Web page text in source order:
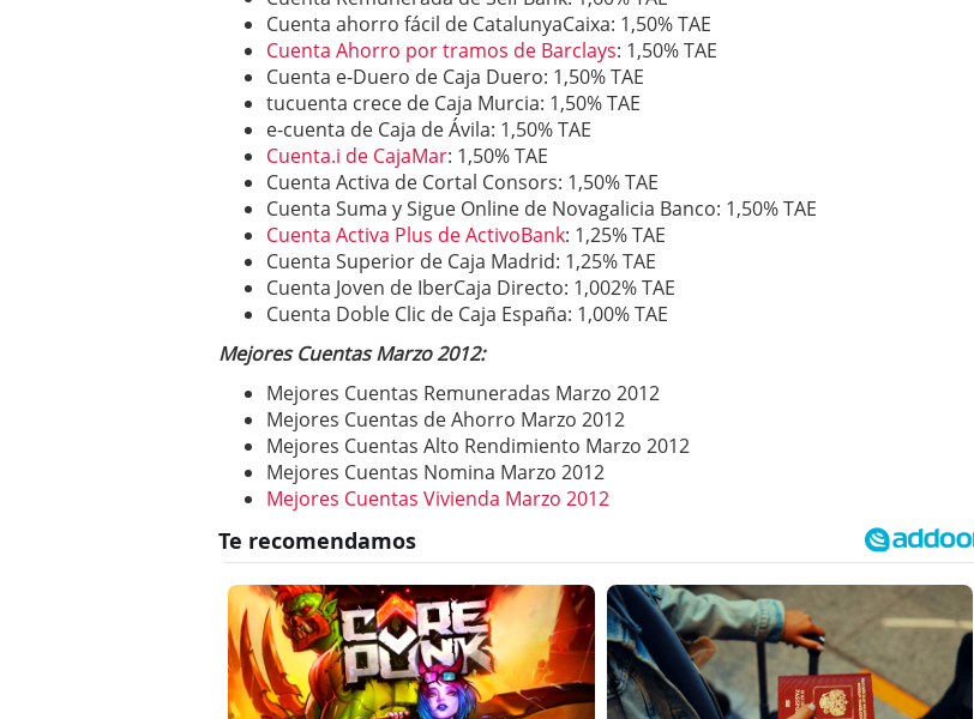
Cuenta ahorro fácil de CatalunyaCaixa: 1,50% TAE
Cuenta Ahorro por tramos de Barclays: 1,50% TAE
Cuenta e-Duero de Caja Duero: 1,50% TAE
tucuenta crece de Caja Murcia: 1,50% TAE
e-cuenta de Caja de Ávila: 1,50% TAE
Cuenta.i de CajaMar: 1,50% TAE
Cuenta Activa de Cortal Consors: 1,50% TAE
Cuenta Suma y Sigue Online de Novagalicia Banco: 1,50% TAE
Cuenta Activa Plus de ActivoBank: 1,25% TAE
Cuenta Superior de Caja Madrid: 1,25% TAE
Cuenta Joven de IberCaja Directo: 1,002% TAE
Cuenta Doble Clic de Caja España: 1,00% TAE
Mejores Cuentas Marzo 2012:
Mejores Cuentas Remuneradas Marzo 2012
Mejores Cuentas de Ahorro Marzo 2012
Mejores Cuentas Alto Rendimiento Marzo 2012
Mejores Cuentas Nomina Marzo 2012
Mejores Cuentas Vivienda Marzo 2012